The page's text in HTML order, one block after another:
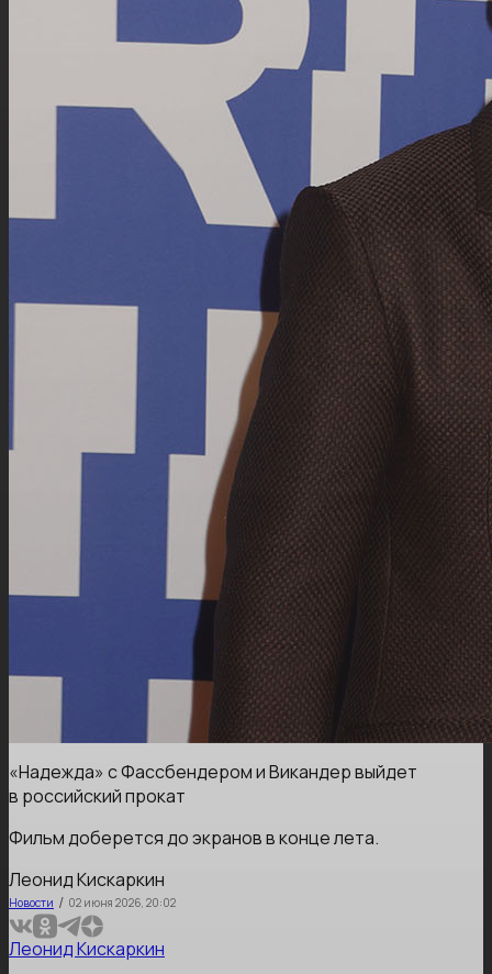
«Надежда» с Фассбендером и Викандер выйдет
в российский прокат
Фильм доберется до экранов в конце лета.
Леонид Кискаркин
Новости / 02 июня 2026, 20:02
Леонид Кискаркин